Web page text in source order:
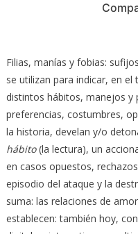
Filias, manías y fobias:
se utilizan para indicar, en
distintos hábitos, manejos y
preferencias, costumbres,
la historia, develan y/o
hábito(la lectura), un
en casos opuestos,
episodio del ataque y la
suma: las relaciones de
establecen: también hoy,